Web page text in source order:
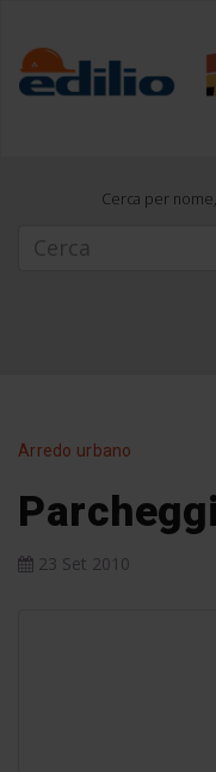
Cerca per
Arredo urbano
23 Set 2010